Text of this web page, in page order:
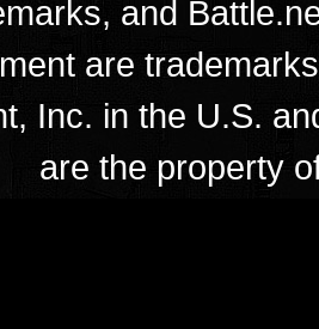
and
are
Inc. in the U.S.
are the property